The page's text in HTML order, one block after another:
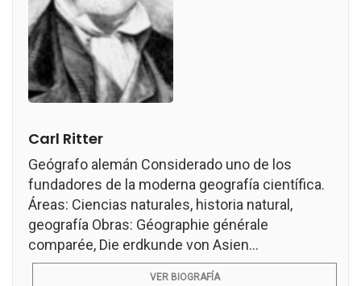
Carl Ritter
Geógrafo alemán Considerado uno de los
fundadores de la moderna geografía científica.
Áreas: Ciencias naturales, historia natural,
geografía Obras: Géographie générale
comparée, Die erdkunde von Asien...
VER BIOGRAFÍA